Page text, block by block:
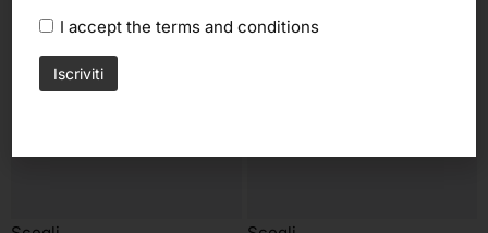
I accept the terms and conditions